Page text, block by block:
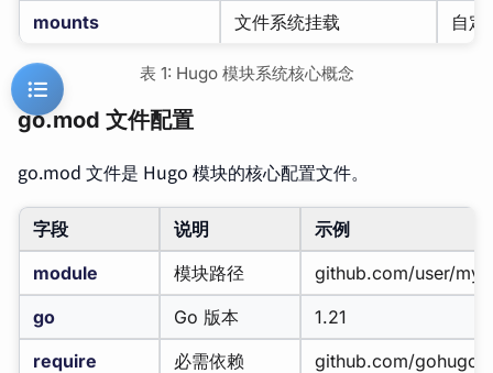
mounts
文件系统挂载 自定
表 1: Hugo 模块系统核心概念
go.mod 文件配置
go.mod 文件是 Hugo 模块的核心配置文件。
字段 说明
示例
module
模块路径
github.com/user/my-
go
Go 版本
1.21
require
必需依赖
github.com/